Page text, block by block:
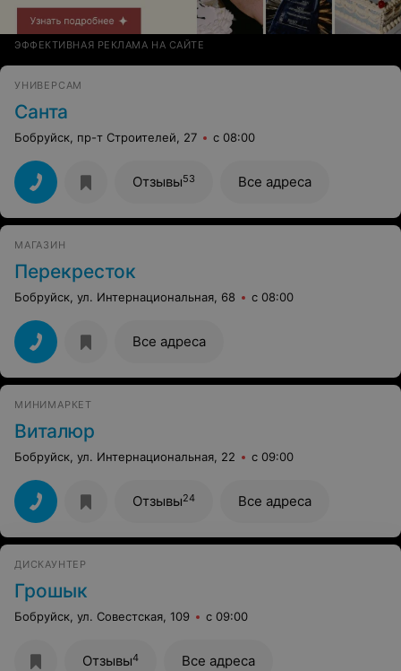
ЭФФЕКТИВНАЯ РЕКЛАМА НА САЙТЕ
УНИВЕРСАМ
Санта
Бобруйск, пр-т Строителей, 27 с 08:00
Отзывы53 Все адреса
МАГАЗИН
Перекресток
Бобруйск, ул. Интернациональная, 68 с 08:00
Все адреса
МИНИМАРКЕТ
Виталюр
Бобруйск, ул. Интернациональная, 22 с 09:00
Отзывы24 Все адреса
ДИСКАУНТЕР
Грошык
Бобруйск, ул. Совестская, 109 с 09:00
Отзывы4 Все адреса